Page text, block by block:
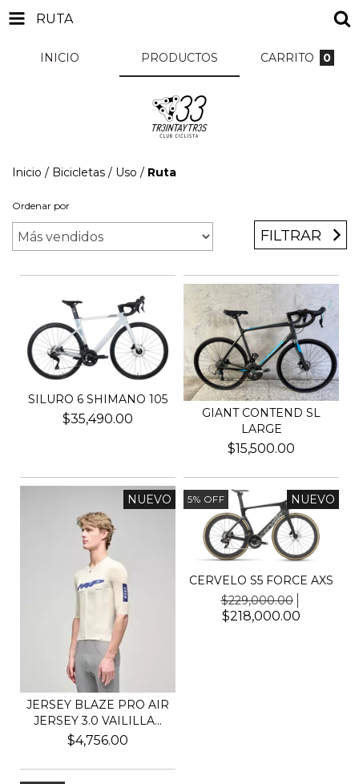
RUTA
INICIO PRODUCTOS CARRITO 0
Inicio / Bicicletas / Uso / Ruta
Ordenar por
FILTRAR
SILURO 6 SHIMANO 105
$35,490.00
GIANT CONTEND SL
LARGE
$15,500.00
NUEVO
JERSEY BLAZE PRO AIR
JERSEY 3.0 VAILILLA...
$4,756.00
5% OFF NUEVO
CERVELO S5 FORCE AXS
$229,000.00
$218,000.00